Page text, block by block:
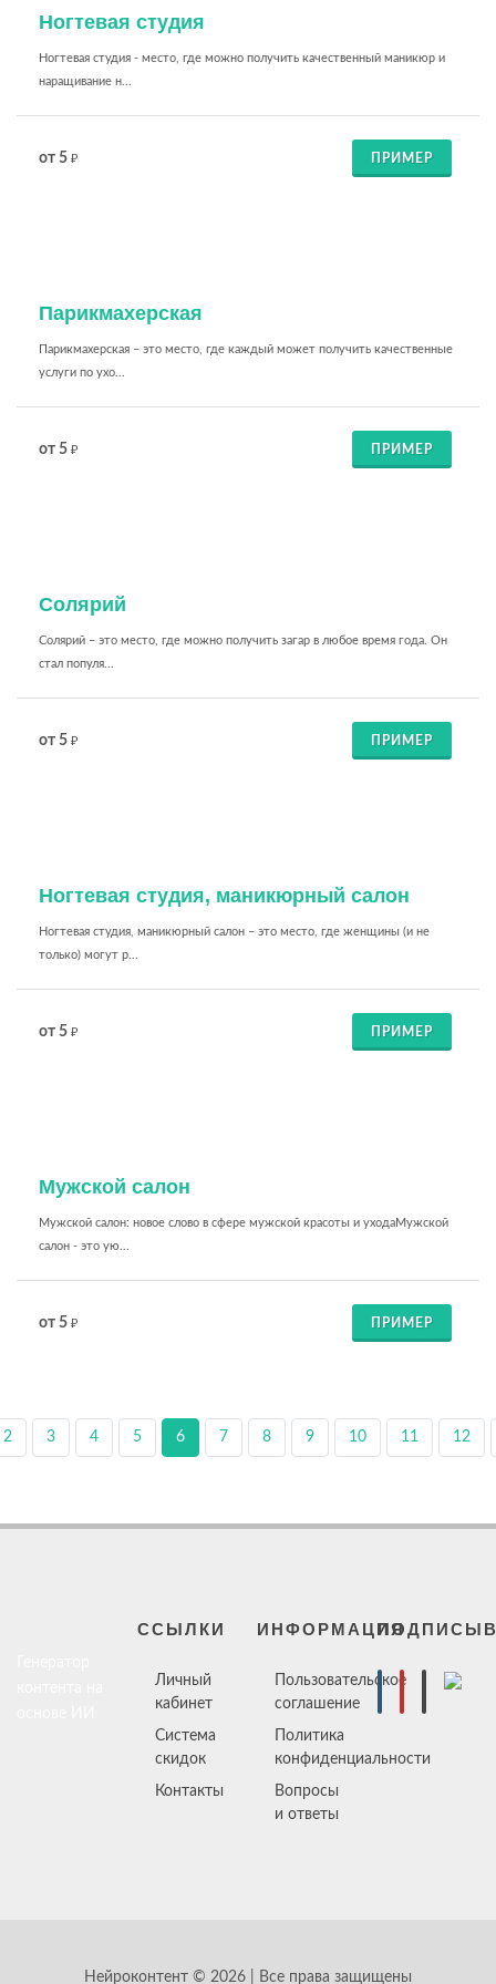
Ногтевая студия
Ногтевая студия - место, где можно получить качественный маникюр и
наращивание н...
от 5 ₽ ПРИМЕР
Парикмахерская
Парикмахерская – это место, где каждый может получить качественные
услуги по ухо...
от 5 ₽ ПРИМЕР
Солярий
Солярий – это место, где можно получить загар в любое время года. Он
стал популя...
от 5 ₽ ПРИМЕР
Ногтевая студия, маникюрный салон
Ногтевая студия, маникюрный салон – это место, где женщины (и не
только) могут р...
от 5 ₽ ПРИМЕР
Мужской салон
Мужской салон: новое слово в сфере мужской красоты и уходаМужской
салон - это ую...
от 5 ₽ ПРИМЕР
2 3 4 5 6 7 8 9 10 11 12
ССЫЛКИ
Личный
кабинет
Система
скидок
Контакты
ИНФОРМАЦИЯ
Пользовательское
соглашение
Политика
конфиденциальности
Вопросы
и ответы
Нейроконтент © 2026 | Все права защищены